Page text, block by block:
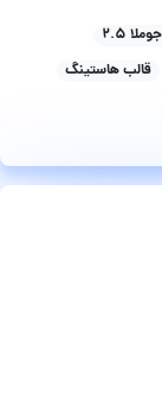
۲.۵
قالب هاستینگ